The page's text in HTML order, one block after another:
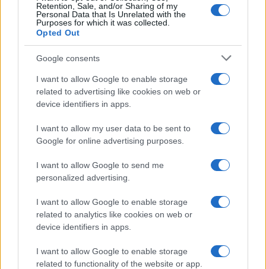
Retention, Sale, and/or Sharing of my
Personal Data that Is Unrelated with the
Purposes for which it was collected.
Opted Out
Google consents
I want to allow Google to enable storage
related to advertising like cookies on web or
device identifiers in apps.
I want to allow my user data to be sent to
Google for online advertising purposes.
I want to allow Google to send me
personalized advertising.
I want to allow Google to enable storage
related to analytics like cookies on web or
device identifiers in apps.
I want to allow Google to enable storage
related to functionality of the website or app.
FINANZAS
Identifica y elimina suscripciones, fees y compras impulsivas
Marta Ruiz · 8 Ago 2026